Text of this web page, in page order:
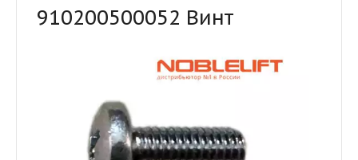
910200500052 Винт